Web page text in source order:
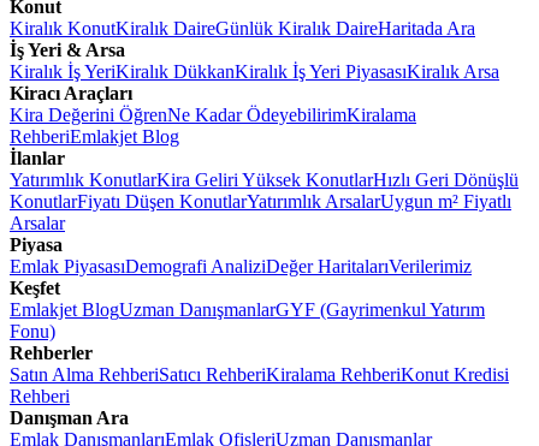
Konut
Kiralık KonutKiralık DaireGünlük Kiralık DaireHaritada Ara
İş Yeri & Arsa
Kiralık İş YeriKiralık DükkanKiralık İş Yeri PiyasasıKiralık Arsa
Kiracı Araçları
Kira Değerini ÖğrenNe Kadar ÖdeyebilirimKiralama
RehberiEmlakjet Blog
İlanlar
Yatırımlık KonutlarKira Geliri Yüksek KonutlarHızlı Geri Dönüşlü
KonutlarFiyatı Düşen KonutlarYatırımlık ArsalarUygun m² Fiyatlı
Arsalar
Piyasa
Emlak PiyasasıDemografi AnaliziDeğer HaritalarıVerilerimiz
Keşfet
Emlakjet BlogUzman DanışmanlarGYF (Gayrimenkul Yatırım
Fonu)
Rehberler
Satın Alma RehberiSatıcı RehberiKiralama RehberiKonut Kredisi
Rehberi
Danışman Ara
Emlak DanışmanlarıEmlak OfisleriUzman Danışmanlar